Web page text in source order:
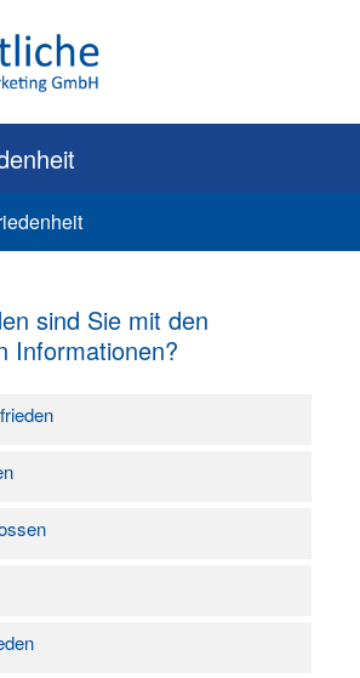
sind Sie mit den
Informationen?